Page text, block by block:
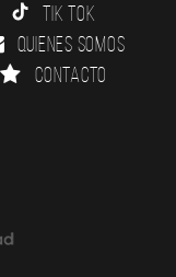
Tik Tok
Quienes somos
Contacto